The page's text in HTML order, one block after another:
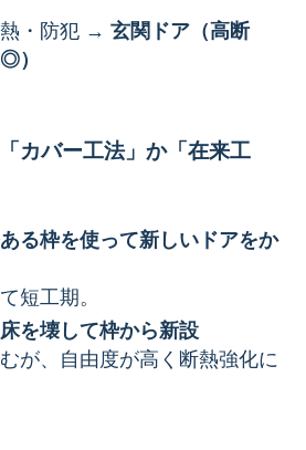
・防犯 → 玄関ドア（高断
）
カバー工法」か「在来工
る枠を使って新しいドアをか
短工期。
を壊して枠から新設
が、自由度が高く断熱強化に